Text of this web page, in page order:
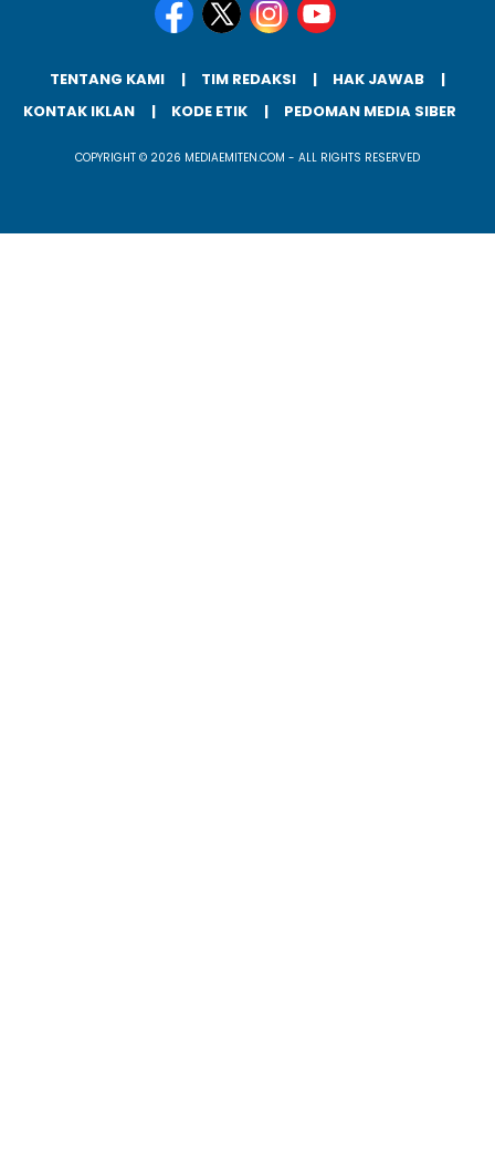
TENTANG KAMI TIM REDAKSI
HAK JAWAB
KONTAK IKLAN
KODE ETIK PEDOMAN MEDIA SIBER
COPYRIGHT © 2026 MEDIAEMITEN.COM - ALL RIGHTS RESERVED